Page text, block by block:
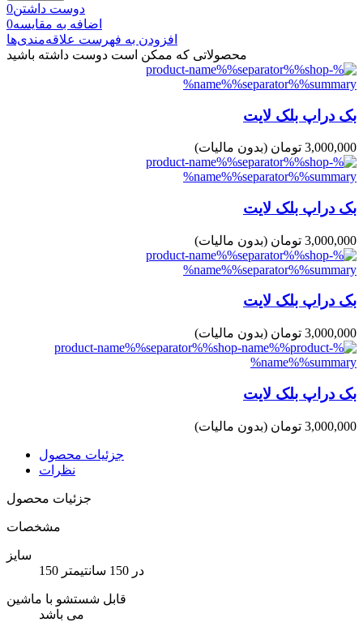
دوست داشتن0
اضافه به مقایسه0
افزودن به فهرست علاقه‌مندی‌ها
محصولاتی که ممکن است دوست داشته باشید
بک دراپ بلک لایت
3,000,000 تومان (بدون مالیات)
بک دراپ بلک لایت
3,000,000 تومان (بدون مالیات)
بک دراپ بلک لایت
3,000,000 تومان (بدون مالیات)
بک دراپ بلک لایت
3,000,000 تومان (بدون مالیات)
جزئیات محصول
نظرات
جزئیات محصول
مشخصات
سایز
150 در 150 سانتیمتر
قابل شستشو با ماشین
می باشد